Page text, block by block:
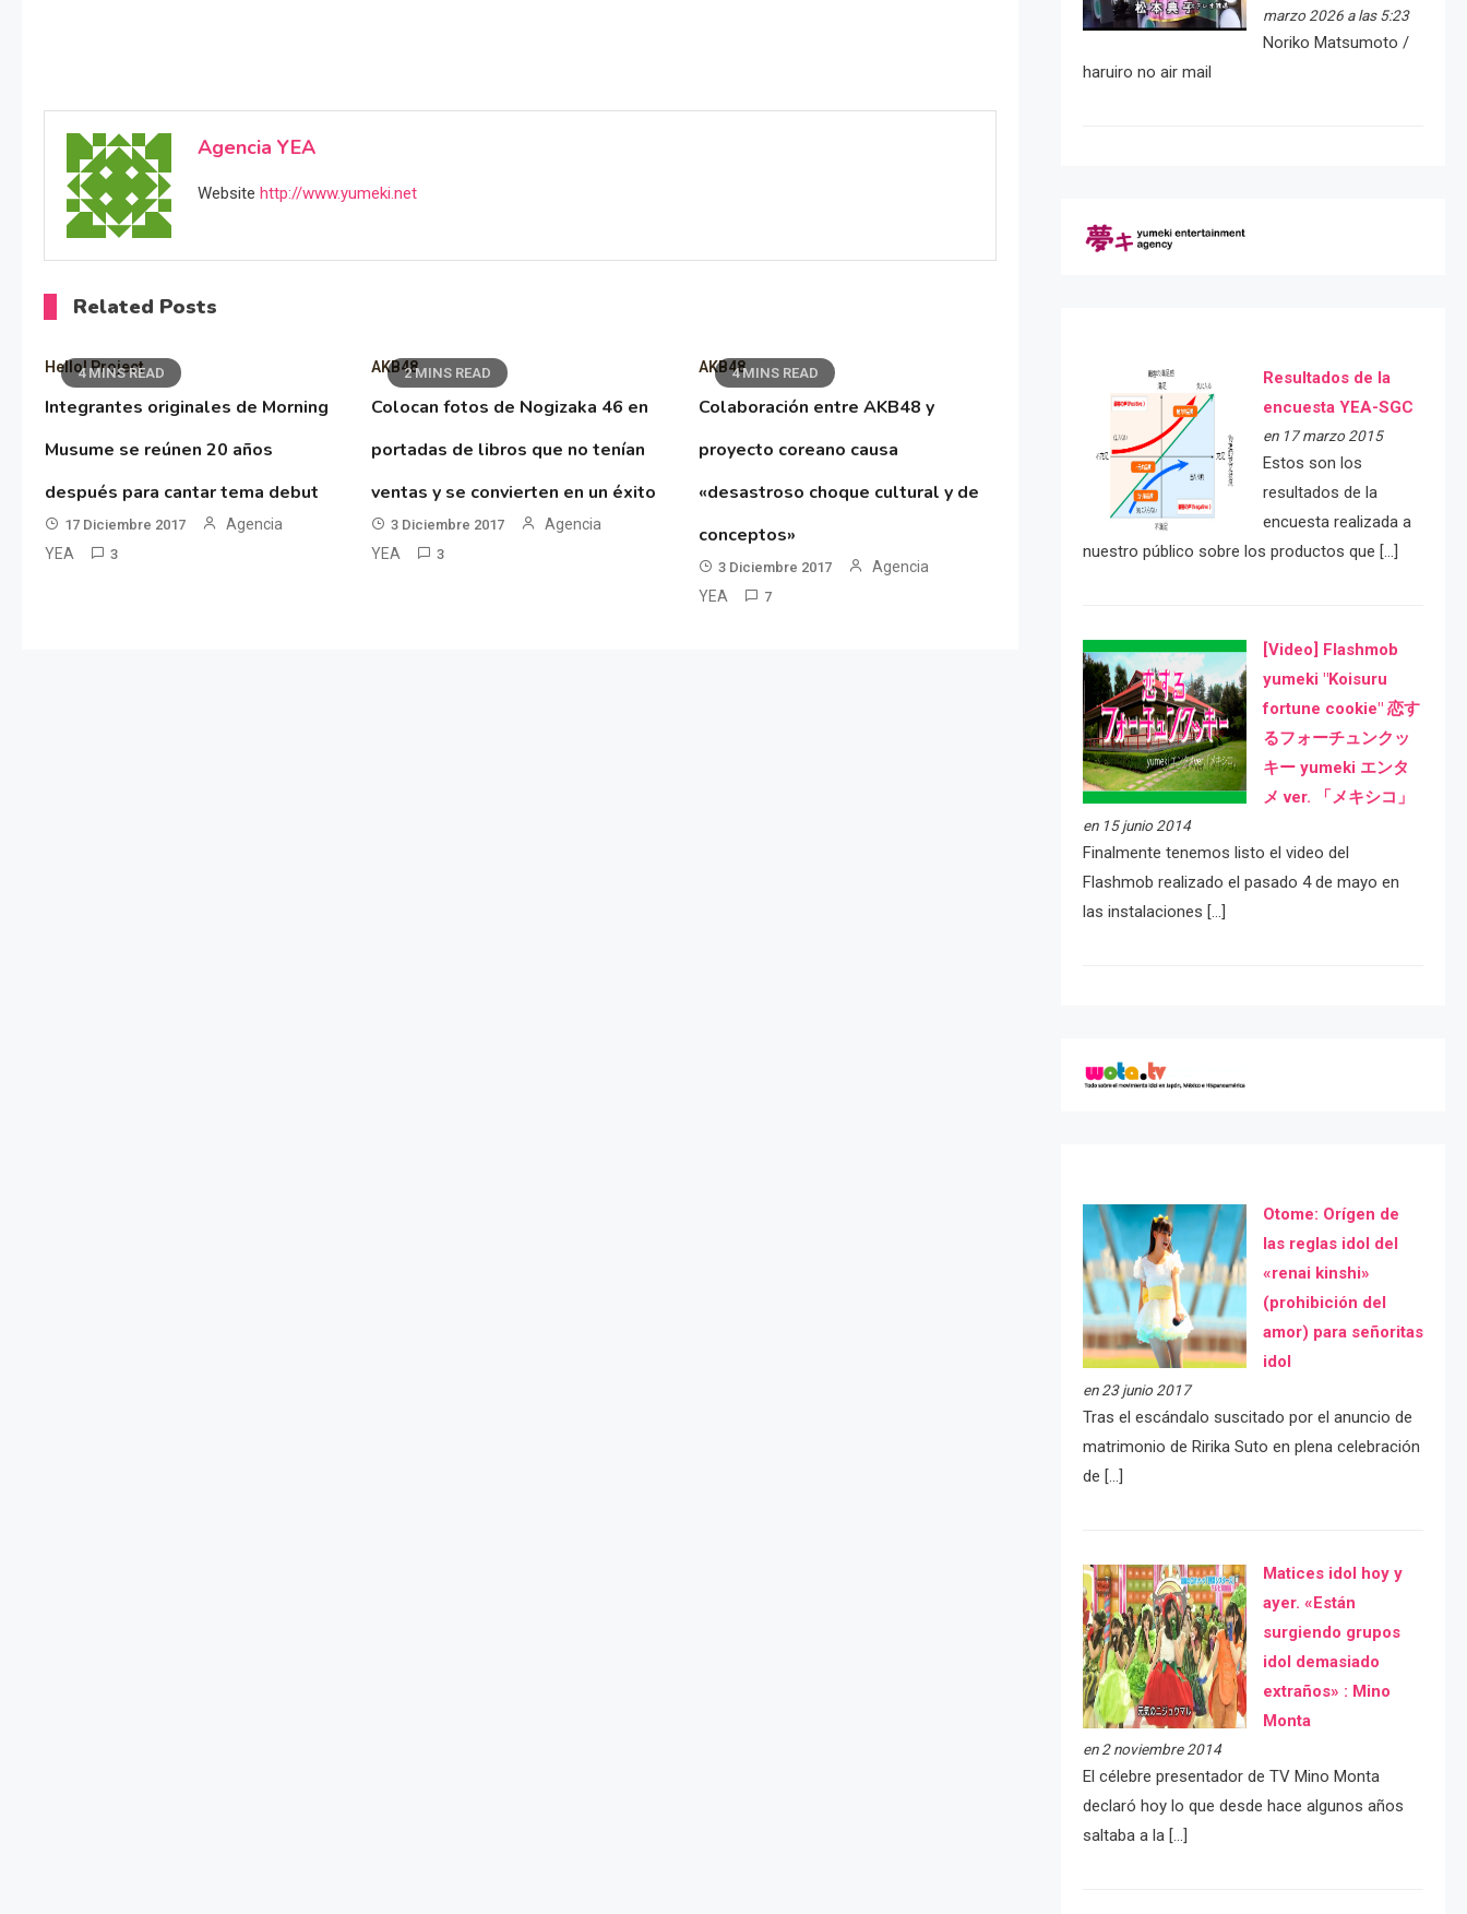
Agencia YEA
Website http://www.yumeki.net
Related Posts
4 MINS READ
Hello! Project
Integrantes originales de Morning
Musume se reúnen 20 años
después para cantar tema debut
17 Diciembre 2017
Agencia
YEA
3
2 MINS READ
AKB48
Colocan fotos de Nogizaka 46 en
portadas de libros que no tenían
ventas y se convierten en un éxito
3 Diciembre 2017
Agencia
YEA
3
4 MINS READ
AKB48
Colaboración entre AKB48 y
proyecto coreano causa
«desastroso choque cultural y de
conceptos»
3 Diciembre 2017
Agencia
YEA
7
marzo 2026 a las 5:23
Noriko Matsumoto /
haruiro no air mail
Resultados de la
encuesta YEA-SGC
en 17 marzo 2015
Estos son los
resultados de la
encuesta realizada a
nuestro público sobre los productos que […]
[Video] Flashmob
yumeki "Koisuru
fortune cookie" 恋す
るフォーチュンクッ
キー yumeki エンタ
メ ver. 「メキシコ」
en 15 junio 2014
Finalmente tenemos listo el video del
Flashmob realizado el pasado 4 de mayo en
las instalaciones […]
Otome: Orígen de
las reglas idol del
«renai kinshi»
(prohibición del
amor) para señoritas
idol
en 23 junio 2017
Tras el escándalo suscitado por el anuncio de
matrimonio de Ririka Suto en plena celebración
de […]
Matices idol hoy y
ayer. «Están
surgiendo grupos
idol demasiado
extraños» : Mino
Monta
en 2 noviembre 2014
El célebre presentador de TV Mino Monta
declaró hoy lo que desde hace algunos años
saltaba a la […]